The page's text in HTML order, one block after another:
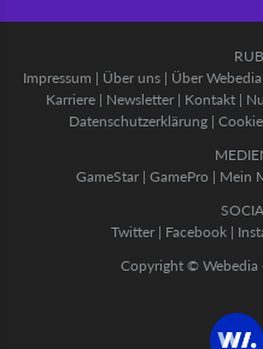
Impressum | Über uns| Über Webedia
Karriere | Newsletter | Kontakt |
Datenschutzerklärung |
GameStar| GamePro | Mein
Twitter | Facebook |
Copyright © Webedia